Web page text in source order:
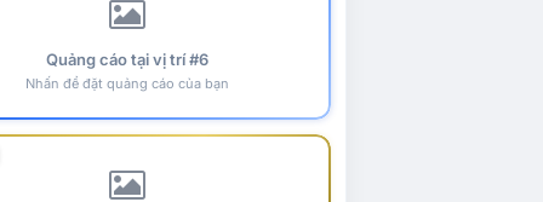
Quảng cáo tại vị trí #6
Nhấn để đặt quảng cáo của bạn